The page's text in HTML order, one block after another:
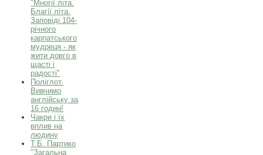
"Многії літа.
Благії літа.
Заповіді 104-
річного
карпатського
мудреця - як
жити довго в
щасті і
радості"
Поліглот.
Вивчимо
англійську за
16 годин!
Чакри і їх
вплив на
людину
Т.Б. Партико
"Загальна